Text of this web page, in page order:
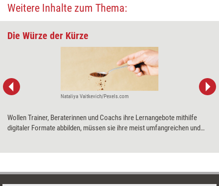
Weitere Inhalte zum Thema:
Die Würze der Kürze
Nataliya Vaitkevich/Pexels.com
Wollen Trainer, Beraterinnen und Coachs ihre Lernangebote mithilfe
digitaler Formate abbilden, müssen sie ihre meist umfangreichen und